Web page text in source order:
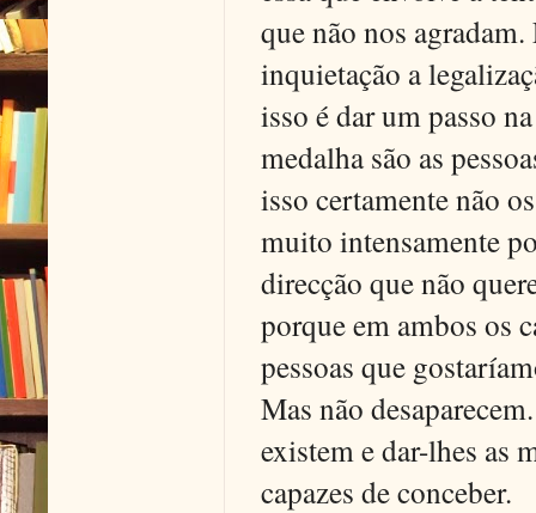
que não nos
inquietação a
isso é dar um passo
medalha são as
isso certamente não
muito intensamente
direcção que não
porque em ambos os
pessoas que
Mas não
existem e dar-lhes as
capazes de conceber.